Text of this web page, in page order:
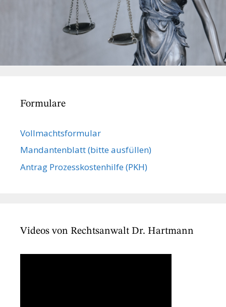
Formulare
Vollmachts­formular
Mandanten­blatt (bitte ausfüllen)
Antrag Prozesskostenhilfe (PKH)
Videos von Rechtsanwalt Dr. Hartmann